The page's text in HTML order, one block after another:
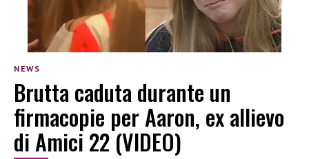
NEWS
Brutta caduta durante un
firmacopie per Aaron, ex allievo
di Amici 22 (VIDEO)